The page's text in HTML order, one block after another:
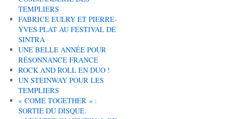
TEMPLIERS
FABRICE EULRY ET PIERRE-
YVES PLAT AU FESTIVAL DE
SINTRA
UNE BELLE ANNÉE POUR
RÉSONNANCE FRANCE
ROCK AND ROLL EN DUO !
UN STEINWAY POUR LES
TEMPLIERS
« COME TOGETHER » :
SORTIE DU DISQUE.